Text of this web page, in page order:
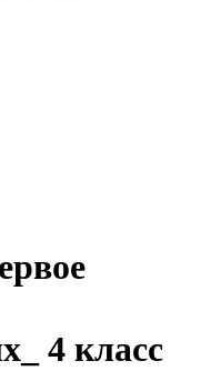
4 класс